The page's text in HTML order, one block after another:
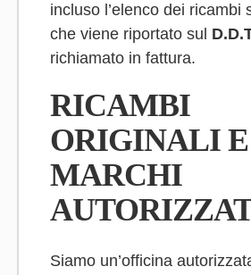
incluso l’elenco dei ricambi
che viene riportato sul
richiamato in fattura.
RICAMBI
ORIGINALI E
MARCHI
Siamo un’officina